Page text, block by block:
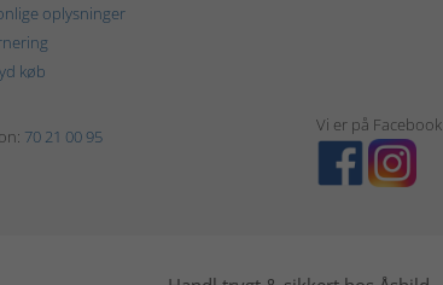
oplysninger
køb
70 21 00 95
Vi er på Facebook